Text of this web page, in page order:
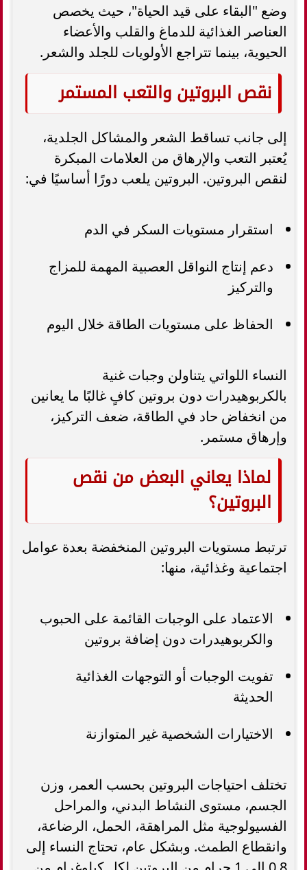
وضع "البقاء على قيد الحياة"، حيث يخصص
العناصر الغذائية للدماغ والقلب والأعضاء
الحيوية، بينما تتراجع الأولويات للجلد والشعر.
نقص البروتين والتعب المستمر
إلى جانب تساقط الشعر والمشاكل الجلدية،
يُعتبر التعب والإرهاق من العلامات المبكرة
لنقص البروتين. البروتين يلعب دورًا أساسيًا في:
استقرار مستويات السكر في الدم
دعم إنتاج النواقل العصبية المهمة للمزاج
والتركيز
الحفاظ على مستويات الطاقة خلال اليوم
النساء اللواتي يتناولن وجبات غنية
بالكربوهيدرات دون بروتين كافٍ غالبًا ما يعانين
من انخفاض حاد في الطاقة، ضعف التركيز،
وإرهاق مستمر.
لماذا يعاني البعض من نقص
البروتين؟
ترتبط مستويات البروتين المنخفضة بعدة عوامل
اجتماعية وغذائية، منها:
الاعتماد على الوجبات القائمة على الحبوب
والكربوهيدرات دون إضافة بروتين
تفويت الوجبات أو التوجهات الغذائية
الحديثة
الاختيارات الشخصية غير المتوازنة
تختلف احتياجات البروتين بحسب العمر، وزن
الجسم، مستوى النشاط البدني، والمراحل
الفسيولوجية مثل المراهقة، الحمل، الرضاعة،
وانقطاع الطمث. وبشكل عام، تحتاج النساء إلى